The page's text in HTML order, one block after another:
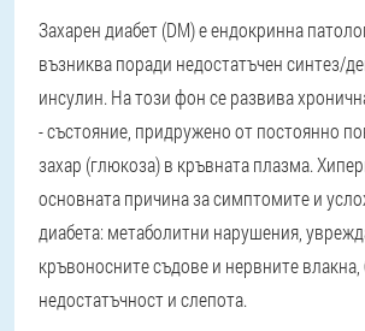
Захарен диабет(DM) е ендокринна
възниква поради недостатъчен синтез/
инсулин. На този фон се развива
- състояние, придружено от постоянно
захар (глюкоза) в кръвната плазма.
основната причина за симптомите и
диабета: метаболитни нарушения,
кръвоносните съдове и нервните влакна,
недостатъчност и слепота.